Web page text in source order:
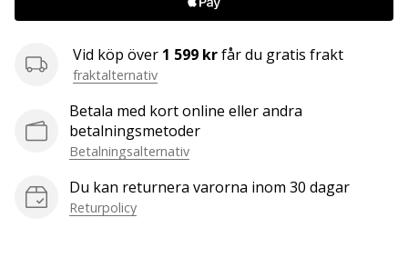
chansen
att tjäna
pengar.
Gå
vårt…
Vid köp över 1 599 krfår du gratis frakt
fraktalternativ
Betala med kort online eller andra
betalningsmetoder
Betalningsalternativ
Du kan returnera varorna inom 30 dagar
Returpolicy